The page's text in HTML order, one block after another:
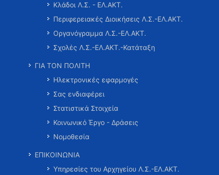
Κλάδοι Λ.Σ. - ΕΛ.ΑΚΤ.
Περιφερειακές Διοικήσεις Λ.Σ.-ΕΛ.ΑΚΤ.
Οργανόγραμμα Λ.Σ.-ΕΛ.ΑΚΤ.
Σχολές Λ.Σ.-ΕΛ.ΑΚΤ.-Κατάταξη
ΓΙΑ ΤΟΝ ΠΟΛΙΤΗ
Ηλεκτρονικές εφαρμογές
Σας ενδιαφέρει
Στατιστικά Στοιχεία
Κοινωνικό Έργο - Δράσεις
Νομοθεσία
ΕΠΙΚΟΙΝΩΝΙΑ
Υπηρεσίες του Αρχηγείου Λ.Σ.-ΕΛ.ΑΚΤ.